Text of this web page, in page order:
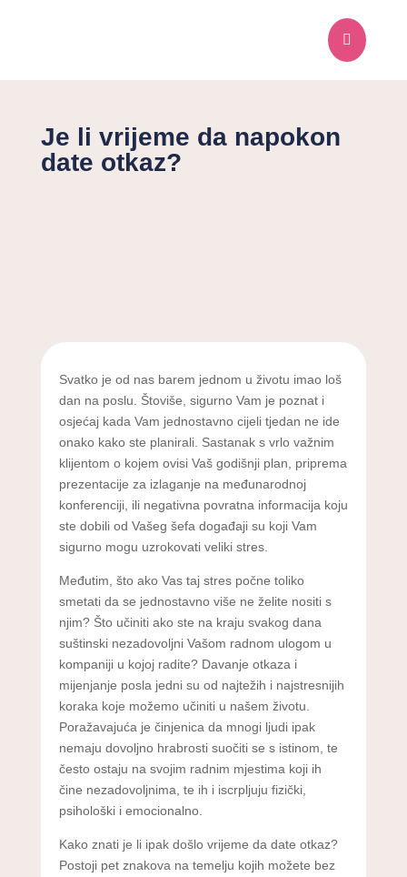

Je li vrijeme da napokon
date otkaz?
Svatko je od nas barem jednom u životu imao loš
dan na poslu. Štoviše, sigurno Vam je poznat i
osjećaj kada Vam jednostavno cijeli tjedan ne ide
onako kako ste planirali. Sastanak s vrlo važnim
klijentom o kojem ovisi Vaš godišnji plan, priprema
prezentacije za izlaganje na međunarodnoj
konferenciji, ili negativna povratna informacija koju
ste dobili od Vašeg šefa događaji su koji Vam
sigurno mogu uzrokovati veliki stres.
Međutim, što ako Vas taj stres počne toliko
smetati da se jednostavno više ne želite nositi s
njim? Što učiniti ako ste na kraju svakog dana
suštinski nezadovoljni Vašom radnom ulogom u
kompaniji u kojoj radite? Davanje otkaza i
mijenjanje posla jedni su od najtežih i najstresnijih
koraka koje možemo učiniti u našem životu.
Poražavajuća je činjenica da mnogi ljudi ipak
nemaju dovoljno hrabrosti suočiti se s istinom, te
često ostaju na svojim radnim mjestima koji ih
čine nezadovoljnima, te ih i iscrpljuju fizički,
psihološki i emocionalno.
Kako znati je li ipak došlo vrijeme da date otkaz?
Postoji pet znakova na temelju kojih možete bez